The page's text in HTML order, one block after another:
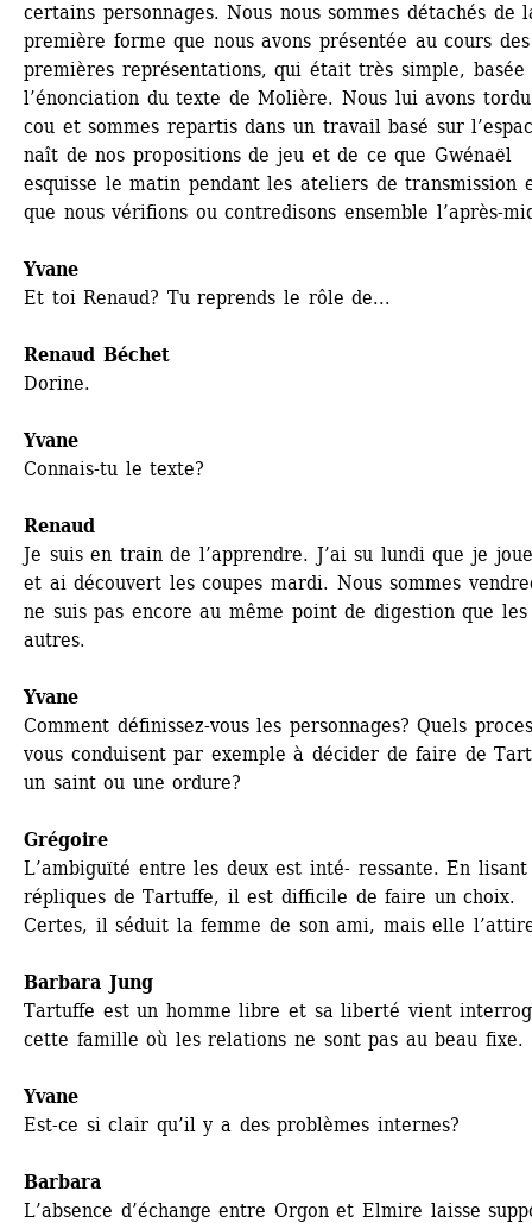
certains personnages. Nous nous sommes détachés de
première forme que nous avons présentée au cours
premières représentations, qui était très simple, basée
l’énonciation du texte de Molière. Nous lui avons
cou et sommes repartis dans un travail basé sur
naît de nos propositions de jeu et de ce que Gwénaël
esquisse le matin pendant les ateliers de transmission
que nous vérifions ou contredisons ensemble l’après-
Yvane
Et toi Renaud? Tu reprends le rôle de...
Renaud Béchet
Dorine.
Yvane
Connais-tu le texte?
Renaud
Je suis en train de l’apprendre. J’ai su lundi que je
et ai découvert les coupes mardi. Nous sommes
ne suis pas encore au même point de digestion que les
autres.
Yvane
Comment définissez-vous les personnages? Quels
vous conduisent par exemple à décider de faire de
un saint ou une ordure?
Grégoire
L’ambiguïté entre les deux est inté- ressante. En lisant
répliques de Tartuffe, il est difficile de faire un choix.
Certes, il séduit la femme de son ami, mais elle
Barbara Jung
Tartuffe est un homme libre et sa liberté vient
cette famille où les relations ne sont pas au beau fixe.
Yvane
Est-ce si clair qu’il y a des problèmes internes?
Barbara
L’absence d’échange entre Orgon et Elmire laisse